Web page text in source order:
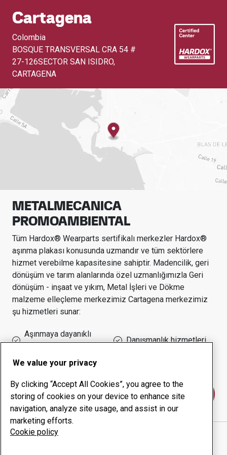
Cartagena
Colombia
BOSQUE TRANSVERSAL CRA 54 #
27-126SECTOR SAN ISIDRO,
CARTAGENA
METALMECANICA
PROMOAMBIENTAL
Tüm Hardox® Wearparts sertifikalı merkezler Hardox®
aşınma plakası konusunda uzmandır ve tüm sektörlere
hizmet verebilme kapasitesine sahiptir. Madencilik, geri
dönüşüm ve tarım alanlarında özel uzmanlığımızla Geri
dönüşüm - inşaat ve yıkım, Metal İşleri ve Dökme
malzeme elleçleme merkezimiz Cartagena merkezimiz
şu hizmetleri sunar:
Aşınmaya dayanıklı
ürünler
Danışmanlık hizmetleri
Çalışma süresi yönetimi
Bize ulaşın
METALMECANICA PROMOAMBIENTAL
We value your privacy
By clicking “Accept All Cookies”, you agree to the
storing of cookies on your device to enhance site
navigation, analyze site usage, and assist in our
marketing efforts.
Cookie policy